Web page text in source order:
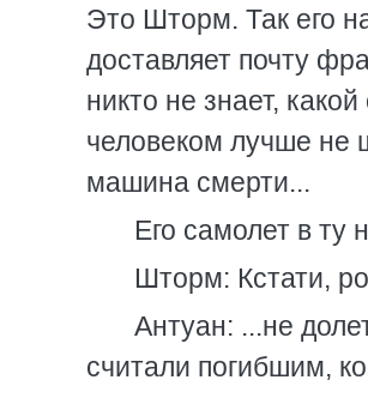
Это Шторм. Так его
доставляет почту
никто не знает,
человеком лучше не
машина смерти...
Его самолет в ту
Шторм: Кстати,
Антуан: ...не
считали погибшим,